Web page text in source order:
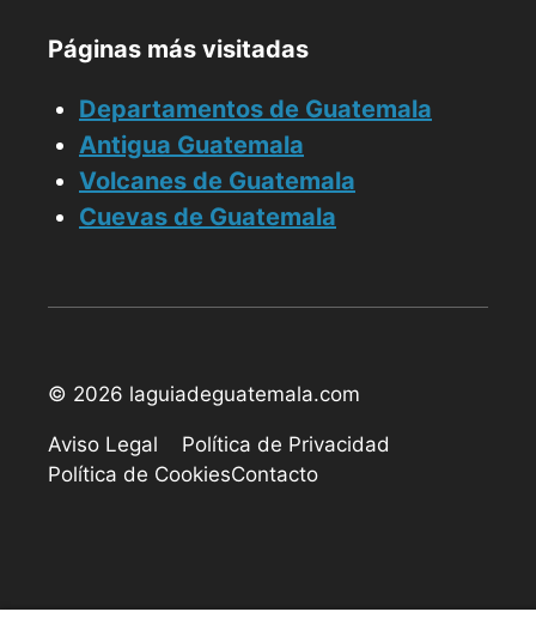
Páginas más visitadas
Departamentos de Guatemala
Antigua Guatemala
Volcanes de Guatemala
Cuevas de Guatemala
© 2026 laguiadeguatemala.com
Aviso Legal
Política de Privacidad
Política de CookiesContacto